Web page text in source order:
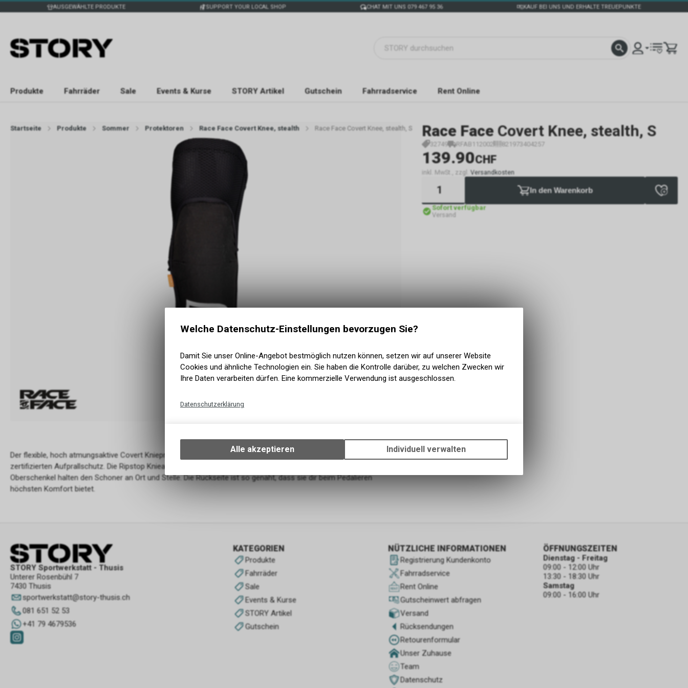
AUSGEWÄHLTE PRODUKTE SUPPORT YOUR LOCAL SHOP CHAT MIT UNS 079 467 95 36 KAUF BEI UNS UND ERHALTE TREUEPUNKTE
Produkte Fahrräder Sale Events & Kurse STORY Artikel Gutschein Fahrradservice Rent Online
Startseite Produkte Sommer Protektoren Race Face Covert Knee, stealth Race Face Covert Knee, stealth, S Race Face Covert Knee, stealth, S
32749 RFAB112002 821973404257
139.90CHF
inkl. MwSt., zzgl. Versandkosten
In den Warenkorb
Sofort verfügbar
Versand
Der flexible, hoch atmungsaktive Covert Knieprotektor mit dem neuen D30™ Ghost-Schaumstoffteil bietet
zertifizierten Aufprallschutz. Die Ripstop Knieabdeckung sorgt für eine optimale Passform, Silikonstreifen am
Oberschenkel halten den Schoner an Ort und Stelle. Die Rückseite ist so genäht, dass sie dir beim Pedalieren
höchsten Komfort bietet.
STORY Sportwerkstatt - Thusis
Unterer Rosenbühl 7
7430 Thusis
sportwerkstatt@story-thusis.ch
081 651 52 53
+41 79 4679536
KATEGORIEN
Produkte
Fahrräder
Sale
Events & Kurse
STORY Artikel
Gutschein
NÜTZLICHE INFORMATIONEN
Registrierung Kundenkonto
Fahrradservice
Rent Online
Gutscheinwert abfragen
Versand
Rücksendungen
Retourenformular
Unser Zuhause
Team
Datenschutz
ÖFFNUNGSZEITEN
Dienstag - Freitag
09:00 - 12:00 Uhr
13:30 - 18:30 Uhr
Samstag
09:00 - 16:00 Uhr
Welche Datenschutz-Einstellungen bevorzugen Sie?
Damit Sie unser Online-Angebot bestmöglich nutzen können, setzen wir auf unserer Website
Cookies und ähnliche Technologien ein. Sie haben die Kontrolle darüber, zu welchen Zwecken wir
Ihre Daten verarbeiten dürfen. Eine kommerzielle Verwendung ist ausgeschlossen.
Datenschutzerklärung
Ihrem Gerät, um die grundlegenden Funktionen unseres Online-Angebots, wie die
Verwendung des Warenkorbs, zu ermöglichen. Bitte beachten Sie, dass die
zulassen.
Alle akzeptieren Individuell verwalten